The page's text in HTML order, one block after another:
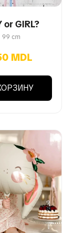
or GIRL?
99 cm
MDL